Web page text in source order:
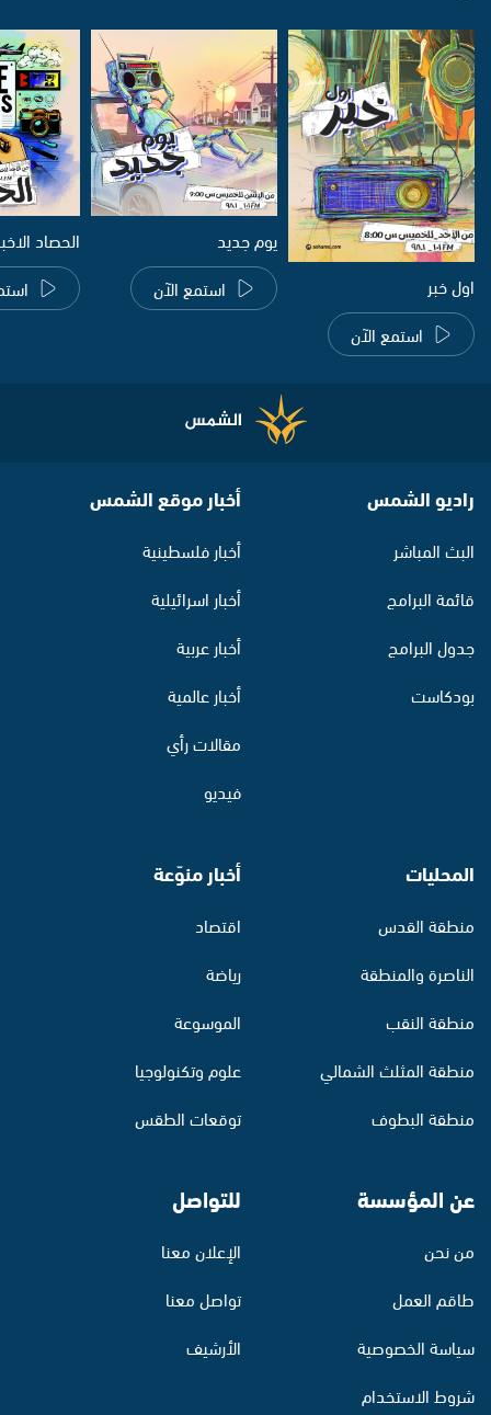
اول خبر
استمع الآن
يوم جديد
استمع الآن
الحصاد
راديو الشمس
البث المباشر
قائمة البرامج
جدول البرامج
بودكاست
أخبار موقع الشمس
أخبار فلسطينية
أخبار اسرائيلية
أخبار عربية
أخبار عالمية
مقالات رأي
فيديو
المحليات
منطقة القدس
الناصرة والمنطقة
منطقة النقب
منطقة المثلث الشمالي
منطقة البطوف
أخبار منوّعة
اقتصاد
رياضة
الموسوعة
علوم وتكنولوجيا
توقعات الطقس
عن المؤسسة
من نحن
طاقم العمل
سياسة الخصوصية
شروط الاستخدام
للتواصل
الإعلان معنا
تواصل معنا
الأرشيف